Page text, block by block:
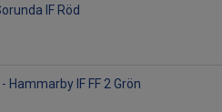
IF Röd
Hammarby IF FF 2 Grön